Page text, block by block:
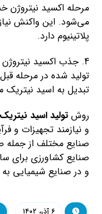
مرحله اکسید نیتروژن
می‌شود. این واکنش
پلاتینیوم دارد.
4. جذب اکسید
تولید شده در مرحله
تبدیل به اسید
روشتولید اسید نیتریک
و نیازمند تجهیزات و
صنایع مختلف از جمله
صنایع کشاورزی برای
و در صنایع شیمیایی
۶ آذر، ۱۴۰۲